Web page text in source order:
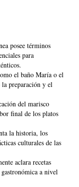
posee términos
para
el baño María o el
preparación y el
del marisco
final de los platos
la historia, los
culturales de las
aclara recetas
a nivel